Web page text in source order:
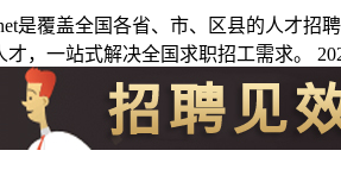
是覆盖全国各省、市、区县的人才
，一站式解决全国求职招工需求。